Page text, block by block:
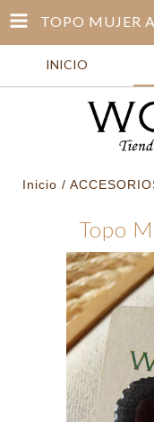
TOPO MUJER
INICIO
Inicio /
Topo